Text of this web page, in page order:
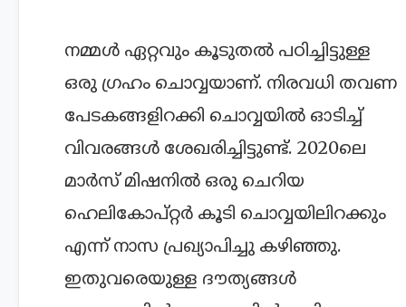
നമ്മള്‍ ഏറ്റവും കൂടുതല്‍ പഠിച്ചിട്ടുള്ള
ഒരു ഗ്രഹം ചൊവ്വയാണ്. നിരവധി തവണ
പേടകങ്ങളിറക്കി ചൊവ്വയില്‍ ഓടിച്ച്
വിവരങ്ങള്‍ ശേഖരിച്ചിട്ടുണ്ട്. 2020ലെ
മാര്‍സ് മിഷനില്‍ ഒരു ചെറിയ
ഹെലികോപ്റ്റര്‍ കൂടി ചൊവ്വയിലിറക്കും
എന്ന് നാസ പ്രഖ്യാപിച്ചു കഴിഞ്ഞു.
ഇതുവരെയുള്ള ദൗത്യങ്ങള്‍